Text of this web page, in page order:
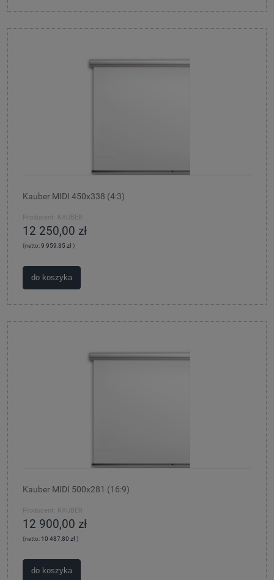
Kauber MIDI 450x338 (4:3)
Producent: KAUBER
12 250,00 zł
(netto:9 959,35 zł)
do koszyka
Kauber MIDI 500x281 (16:9)
Producent: KAUBER
12 900,00 zł
(netto: 10 487,80 zł)
do koszyka